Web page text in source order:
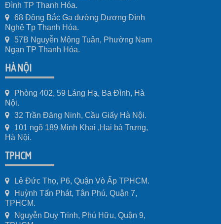
Đình TP Thanh Hóa.
68 Đông Bắc Ga đường Dương Đình
Nghệ Tp Thanh Hóa.
57B Nguyễn Mộng Tuân, Phường Nam
Ngạn TP Thanh Hóa.
HÀ NỘI
Phòng 402, 59 Láng Hạ, Ba Đình, Hà
Nội.
32 Trần Đăng Ninh, Cầu Giấy Hà Nội.
101 ngõ 189 Minh Khai ,Hai bà Trưng,
Hà Nội.
TPHCM
Lê Đức Thọ, P6, Quận Vò Ấp TPHCM.
Huỳnh Tấn Phát, Tân Phú, Quận 7,
TPHCM.
Nguyễn Duy Trinh, Phú Hữu, Quận 9,